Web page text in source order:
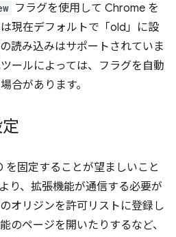
フラグを使用して Chrome を
現在デフォルトで「old」に設
読み込みはサポートされていま
ールによっては、フラグを自動
合があります。
を固定することが望ましいこと
り、拡張機能が通信する必要が
オリジンを許可リストに登録し
のページを開いたりするなど、